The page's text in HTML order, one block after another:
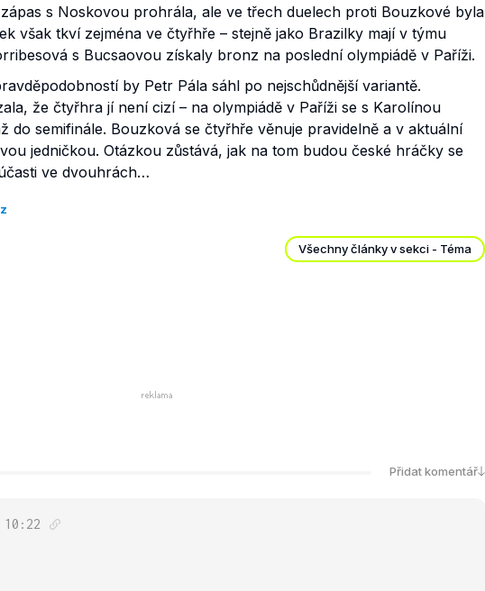
s Noskovou prohrála, ale ve třech duelech proti Bouzkové byla
však tkví zejména ve čtyřhře – stejně jako Brazilky mají v týmu
s Bucsaovou získaly bronz na poslední olympiádě v Paříži.
by Petr Pála sáhl po nejschůdnější variantě.
že čtyřhra jí není cizí – na olympiádě v Paříži se s Karolínou
do semifinále. Bouzková se čtyřhře věnuje pravidelně a v aktuální
jedničkou. Otázkou zůstává, jak na tom budou české hráčky se
ve dvouhrách…
Všechny články v sekci - Téma
Přidat komentář
10:22